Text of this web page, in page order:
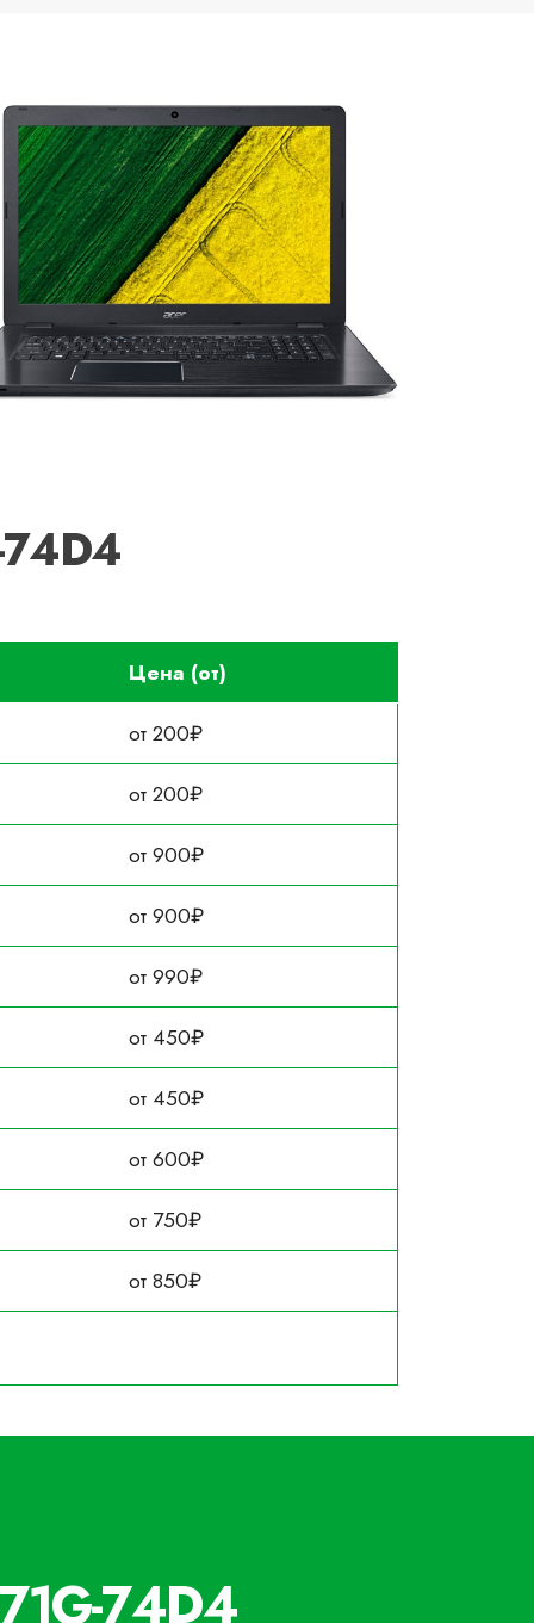
74D4
Цена (от)
от 200₽
от 200₽
от 900₽
от 900₽
от 990₽
от 450₽
от 450₽
от 600₽
от 750₽
от 850₽
74D4